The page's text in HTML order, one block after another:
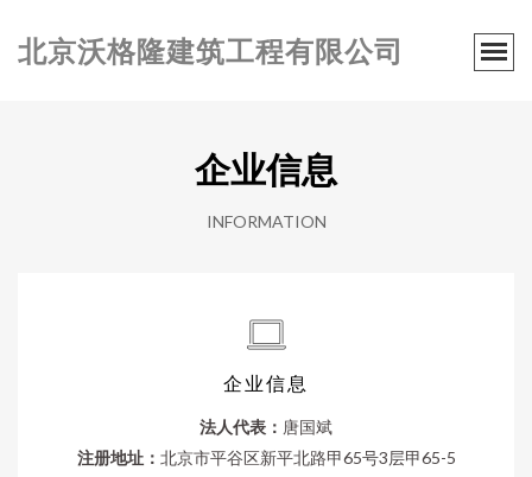
北京沃格隆建筑工程有限公司
企业信息
INFORMATION
企业信息
法人代表： 唐国斌
注册地址： 北京市平谷区新平北路甲65号3层甲65-5